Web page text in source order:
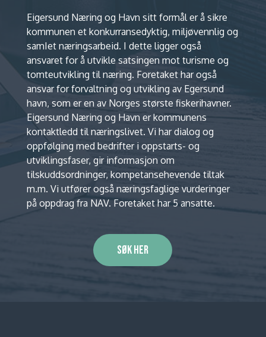
Eigersund Næring og Havn sitt formål er å sikre
kommunen et konkurransedyktig, miljøvennlig og
samIet næringsarbeid. I dette ligger også
ansvaret for å utvikle satsingen mot turisme og
tomteutvikling til næring. Foretaket har også
ansvar for forvaltning og utvikling av Egersund
havn, som er en av Norges største fiskerihavner.
Eigersund Næring og Havn er kommunens
kontaktledd til næringslivet. Vi har dialog og
oppfølging med bedrifter i oppstarts- og
utviklingsfaser, gir informasjon om
tilskuddsordninger, kompetansehevende tiltak
m.m. Vi utfører også næringsfaglige vurderinger
på oppdrag fra NAV. Foretaket har 5 ansatte.
Søk her